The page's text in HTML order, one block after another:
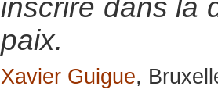
inscrire dans la
paix.
Xavier Guigue,